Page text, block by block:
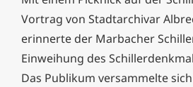
Vortrag von Stadtarchivar
erinnerte der Marbacher
Einweihung des
Das Publikum versammelte